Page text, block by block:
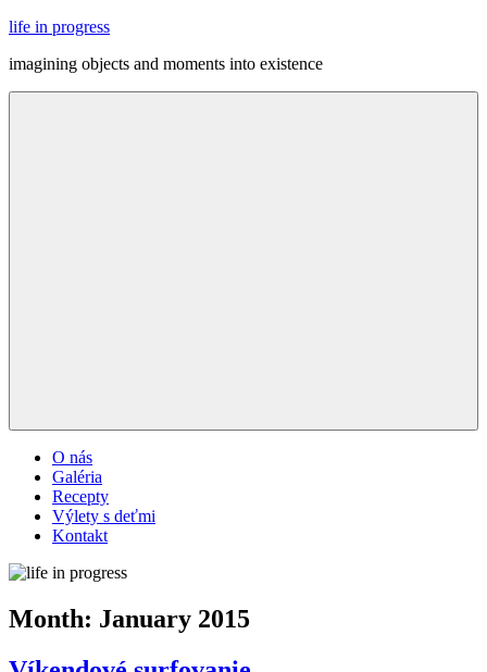
Skip
content
life in progress
imagining objects and moments into existence
O nás
Galéria
Recepty
Výlety s deťmi
Kontakt
Month: January 2015